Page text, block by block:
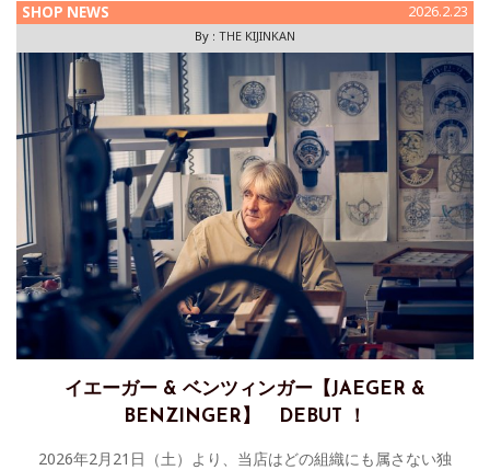
SHOP NEWS 2026.2.23
By : THE KIJINKAN
イエーガー & ベンツィンガー【JAEGER &
BENZINGER】 DEBUT ！
2026年2月21日（土）より、当店はどの組織にも属さない独